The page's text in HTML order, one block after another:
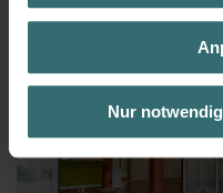
zusammen, die Sie
geben die Einwilligung
deren Verwendung
Laut Gesetz können wir
speichern, wenn diese
unbedingt notwendig
alle anderen Cookie-
Nur